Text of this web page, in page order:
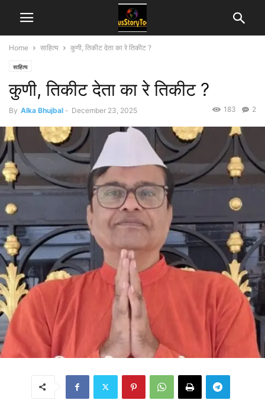
Home साहित्य कुणी, तिकीट देता का रे तिकीट ?
साहित्य
कुणी, तिकीट देता का रे तिकीट ?
By Alka Bhujbal - December 23, 2025 2
183